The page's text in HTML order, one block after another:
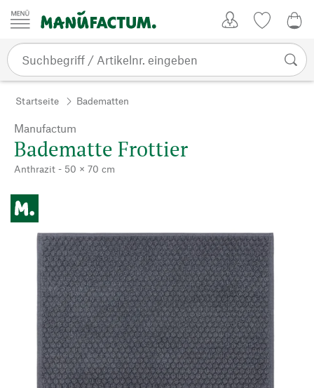
Zum Inhalt springen
Startseite Badematten
Manufactum
Badematte Frottier
Anthrazit - 50 × 70 cm